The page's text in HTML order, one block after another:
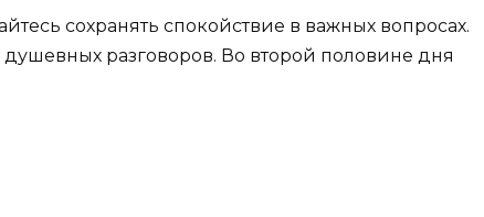
сохранять спокойствие в важных вопросах.
разговоров. Во второй половине дня